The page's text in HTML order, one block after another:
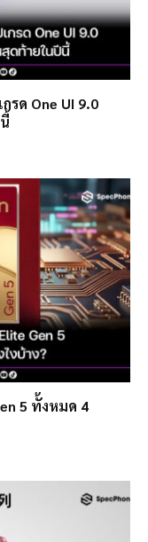
รด One UI 9.0
5 ทั้งหมด 4